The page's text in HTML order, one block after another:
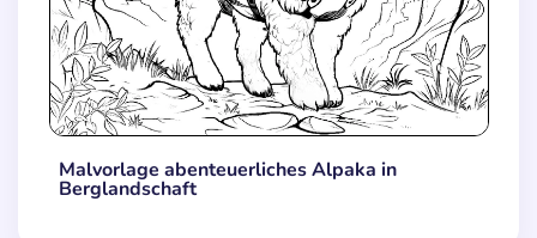
Malvorlage abenteuerliches Alpaka in
Berglandschaft